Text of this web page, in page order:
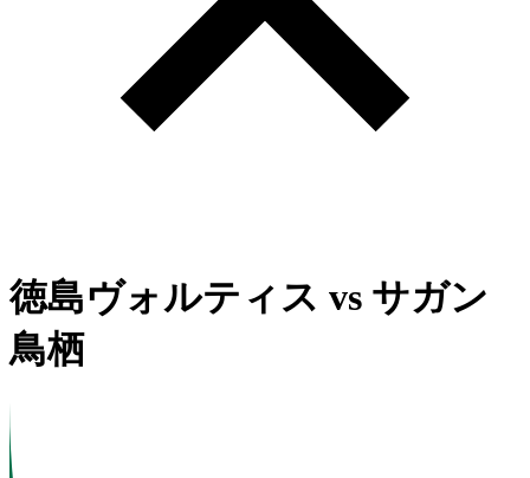
徳島ヴォルティス vs サガン
鳥栖